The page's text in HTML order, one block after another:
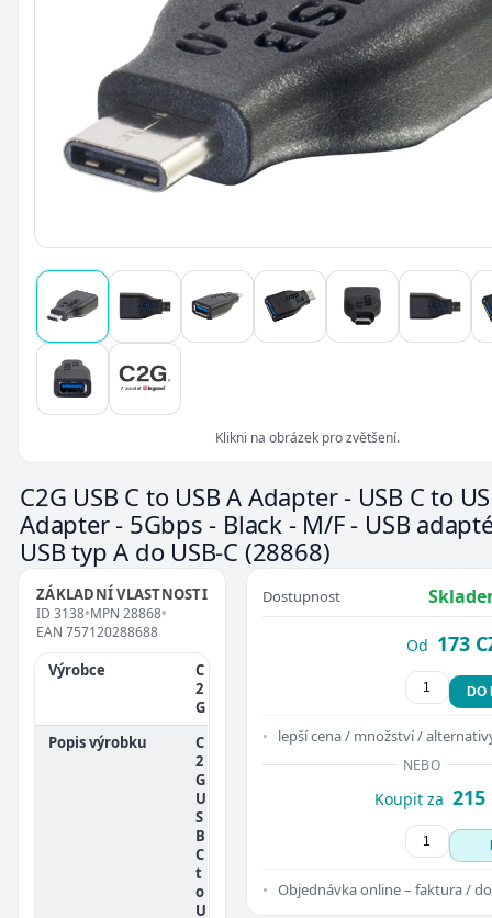
Klikni na obrázek pro zvětšení.
C2G USB C to USB A Adapter - USB C to
Adapter - 5Gbps - Black - M/F - USB
USB typ A do USB-C (28868)
ZÁKLADNÍ VLASTNOSTI
ID 3138•MPN 28868•
EAN 757120288688
Výrobce
C
2
G
Popis výrobku
C
2
G
U
S
B
C
t
o
U
Dostupnost
Od 173
DO
lepší cena / množství /
NEBO
Koupit za 215
Objednávka online – faktura /